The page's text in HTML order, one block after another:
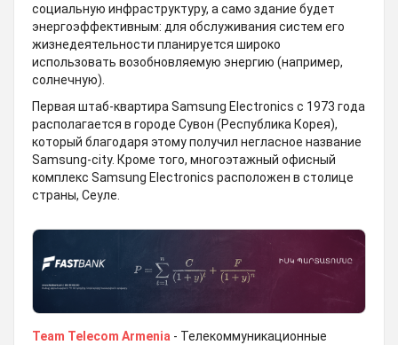
социальную инфраструктуру, а само здание будет
энергоэффективным: для обслуживания систем его
жизнедеятельности планируется широко
использовать возобновляемую энергию (например,
солнечную).
Первая штаб-квартира Samsung Electronics с 1973 года
располагается в городе Сувон (Республика Корея),
который благодаря этому получил негласное название
Samsung-city. Кроме того, многоэтажный офисный
комплекс Samsung Electronics расположен в столице
страны, Сеуле.
Team Telecom Armenia - Телекоммуникационные